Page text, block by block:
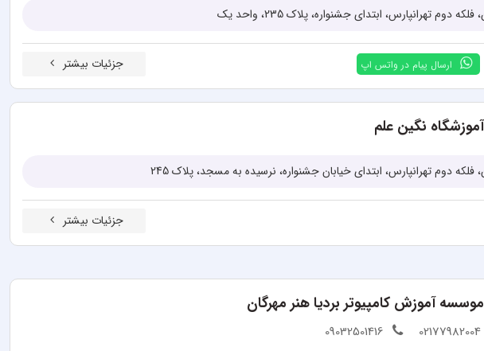
فلکه دوم تهرانپارس، ابتدای جشنواره، پلاک 235، واحد یک
ارسال پیام در واتس اپ جزئیات بیشتر
آموزشگاه نگین علم
فلکه دوم تهرانپارس، ابتدای خیابان جشنواره، نرسیده به مسجد، پلاک 245
جزئیات بیشتر
موسسه آموزش کامپیوتر بردیا هنر مهرگان
02177982004
09032501416